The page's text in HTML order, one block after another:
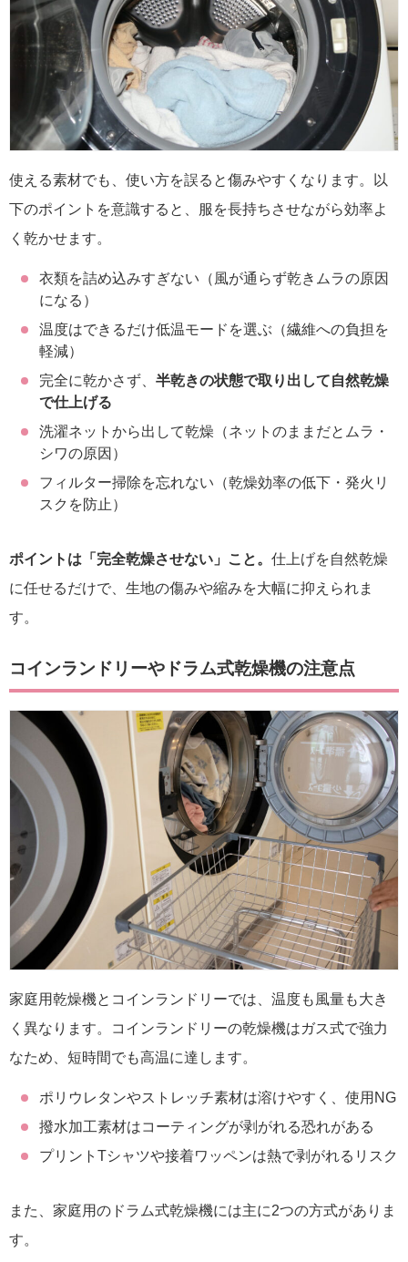
使える素材でも、使い方を誤ると傷みやすくなります。以
下のポイントを意識すると、服を長持ちさせながら効率よ
く乾かせます。
衣類を詰め込みすぎない（風が通らず乾きムラの原因
になる）
温度はできるだけ低温モードを選ぶ（繊維への負担を
軽減）
完全に乾かさず、 半乾きの状態で取り出して自然乾燥
で仕上げる
洗濯ネットから出して乾燥（ネットのままだとムラ・
シワの原因）
フィルター掃除を忘れない（乾燥効率の低下・発火リ
スクを防止）
ポイントは「完全乾燥させない」こと。 仕上げを自然乾燥
に任せるだけで、生地の傷みや縮みを大幅に抑えられま
す。
コインランドリーやドラム式乾燥機の注意点
家庭用乾燥機とコインランドリーでは、温度も風量も大き
く異なります。コインランドリーの乾燥機はガス式で強力
なため、短時間でも高温に達します。
ポリウレタンやストレッチ素材は溶けやすく、使用NG
撥水加工素材はコーティングが剥がれる恐れがある
プリントTシャツや接着ワッペンは熱で剥がれるリスク
また、家庭用のドラム式乾燥機には主に2つの方式がありま
す。